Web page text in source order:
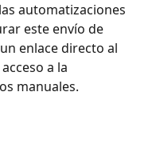
automatizaciones
este envío de
enlace directo al
a la
manuales.